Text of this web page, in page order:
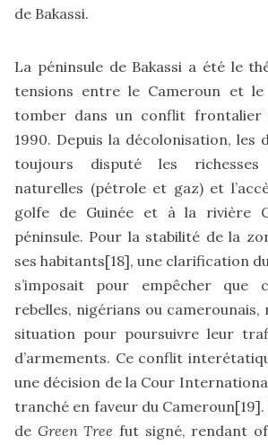
de Bakassi.
La péninsule de Bakassi a été le
tensions entre le Cameroun et
tomber dans un conflit frontalier
1990. Depuis la décolonisation, les
toujours disputé les
naturelles (pétrole et gaz) et
golfe de Guinée et à la rivière
péninsule. Pour la stabilité de la
ses habitants[18], une clarification
s’imposait pour empêcher que
rebelles, nigérians ou
situation pour poursuivre leur
d’armements. Ce conflit
une décision de la Cour
tranché en faveur du Cameroun[19]
de Green Tree fut signé, rendant